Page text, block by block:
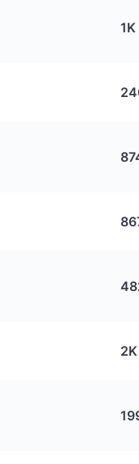
1K
2K